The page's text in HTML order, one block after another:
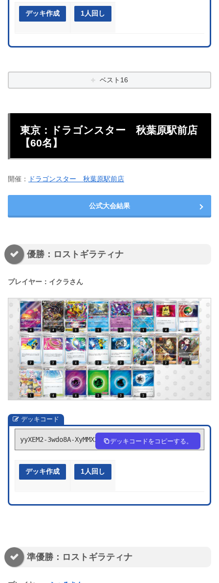
デッキ作成 1人回し
ベスト16
東京：ドラゴンスター 秋葉原駅前店
【60名】
開催： ドラゴンスター 秋葉原駅前店
公式大会結果
優勝：ロストギラティナ
プレイヤー：イクラさん
デッキコード
yyXEM2-3wdo8A-XyMMX2 デッキコードをコピーする。
デッキ作成 1人回し
準優勝：ロストギラティナ